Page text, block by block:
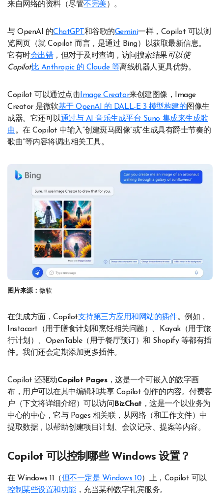
来自网络的资料（尽管不完美 ）。
与 OpenAI 的ChatGPT 和谷歌的Gemini一样，Copilot 可以浏
览网页（就 Copilot 而言，是通过 Bing）以获取最新信息。
它有时会出错，但对于及时查询，访问搜索结果可以使
Copilot比 Anthropic 的 Claude 等离线机器人更具优势。
Copilot 可以通过点击Image Creator来创建图像，Image
Creator 是微软基于 OpenAI 的 DALL-E 3 模型构建的图像生
成器。它还可以通过与 AI 音乐生成平台 Suno 集成来生成歌
曲。在 Copilot 中输入“创建斑马图像”或“生成具有爵士节奏的
歌曲”等内容将调出相关工具。
图片来源： 微软
在集成方面，Copilot支持第三方应用和网站的插件。例如，
Instacart（用于膳食计划和烹饪相关问题）、Kayak（用于旅
行计划）、OpenTable（用于餐厅预订）和 Shopify 等都有插
件。我们还会定期添加更多插件。
Copilot 还驱动Copilot Pages，这是一个可嵌入的数字画
布，用户可以在其中编辑和共享 Copilot 创作的内容。付费客
户（下文将详细介绍）可以访问 BizChat ，这是一个以业务为
中心的中心，它与 Pages 相关联，从网络（和工作文件）中
提取数据，以帮助创建项目计划、会议记录、提案等内容。
Copilot 可以控制哪些 Windows 设置？
在 Windows 11（但不一定是 Windows 10）上，Copilot 可以
控制某些设置和功能，充当某种数字礼宾服务。